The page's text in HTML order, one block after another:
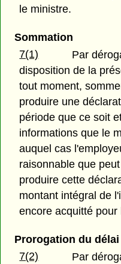
le ministre.
Sommation
7(1)
Par
disposition de la
tout moment,
produire une
période que ce soit
informations que le
auquel cas
raisonnable que
produire cette
montant intégral de
encore acquitté
Prorogation du
7(2)
Par